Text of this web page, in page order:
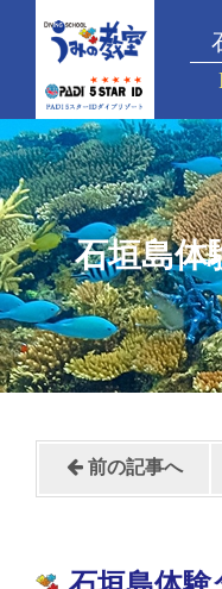
石垣島体
前の記事へ